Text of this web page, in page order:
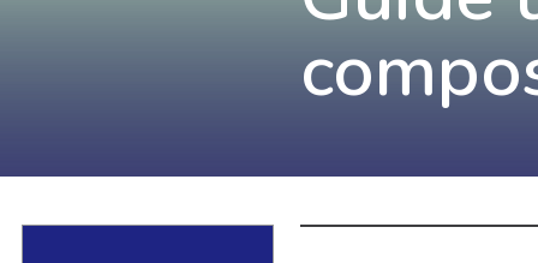
Que des solutions concrètes et inspirantes.
notre infolettre pour découvrir des
qui créent le mouvement.